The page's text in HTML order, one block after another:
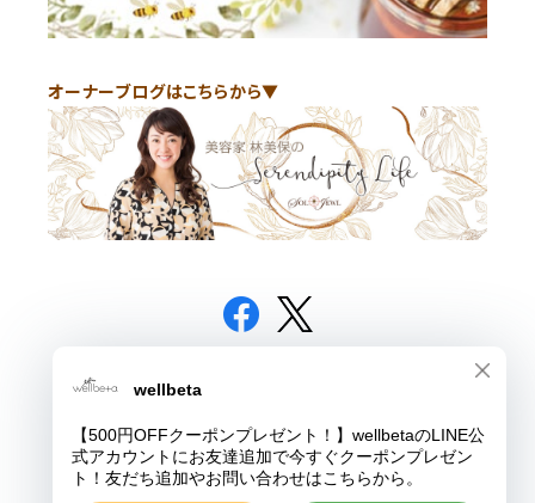
オーナーブログはこちらから▼
© wellbeta
Powered by